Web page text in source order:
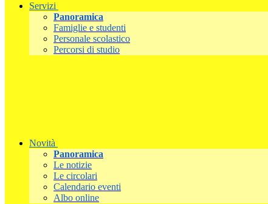
Servizi
Panoramica
Famiglie e studenti
Personale scolastico
Percorsi di studio
Novità
Panoramica
Le notizie
Le circolari
Calendario eventi
Albo online